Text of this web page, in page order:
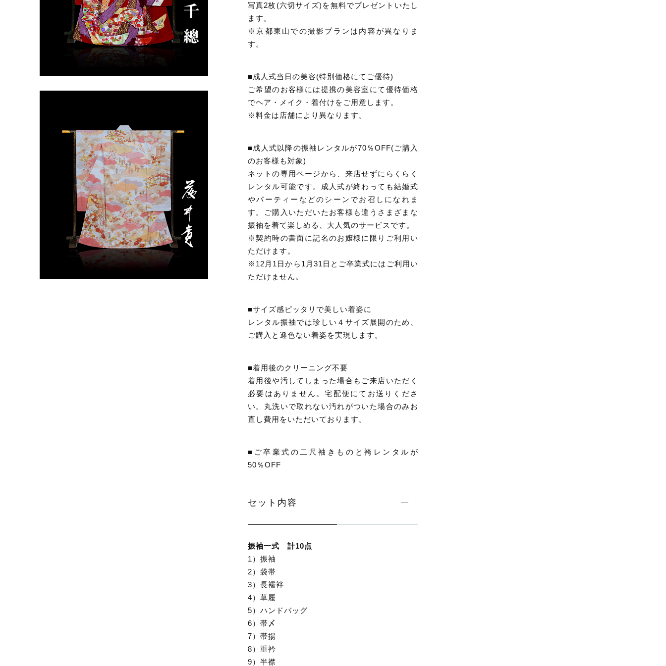
写真2枚(六切サイズ)を無料でプレゼントいたし
ます。
※京都東山での撮影プランは内容が異なりま
す。
■成人式当日の美容(特別価格にてご優待)
ご希望のお客様には提携の美容室にて優待価格
でヘア・メイク・着付けをご用意します。
※料金は店舗により異なります。
■成人式以降の振袖レンタルが70％OFF(ご購入
のお客様も対象)
ネットの専用ページから、来店せずにらくらく
レンタル可能です。成人式が終わっても結婚式
やパーティーなどのシーンでお召しになれま
す。ご購入いただいたお客様も違うさまざまな
振袖を着て楽しめる、大人気のサービスです。
※契約時の書面に記名のお嬢様に限りご利用い
ただけます。
※12月1日から1月31日とご卒業式にはご利用い
ただけません。
■サイズ感ピッタリで美しい着姿に
レンタル振袖では珍しい４サイズ展開のため、
ご購入と遜色ない着姿を実現します。
■着用後のクリーニング不要
着用後や汚してしまった場合もご来店いただく
必要はありません。宅配便にてお送りくださ
い。丸洗いで取れない汚れがついた場合のみお
直し費用をいただいております。
■ご卒業式の二尺袖きものと袴レンタルが
50％OFF
セット内容
振袖一式 計10点
1）振袖
2）袋帯
3）長襦袢
4）草履
5）ハンドバッグ
6）帯〆
7）帯揚
8）重衿
9）半襟